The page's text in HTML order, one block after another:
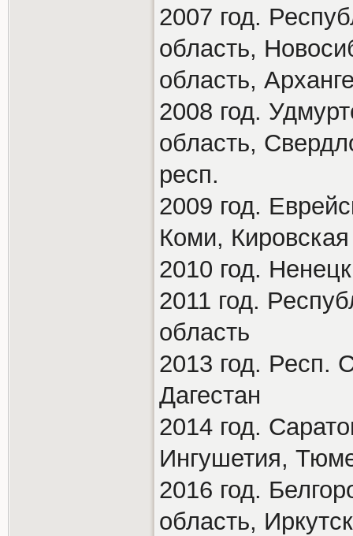
2007 год.
область,
область,
2008 год.
область,
респ.
2009 год.
Коми,
2010 год.
2011 год.
область
2013 год. Респ.
Дагестан
2014 год.
Ингушетия,
2016 год.
область,